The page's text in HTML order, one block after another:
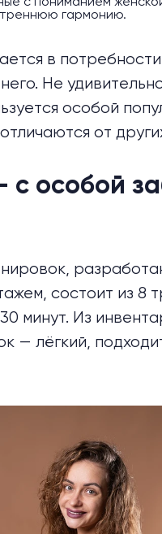
гармонию.
в
Не
особой
от
с особой
состоит из 8
минут. Из
— лёгкий,